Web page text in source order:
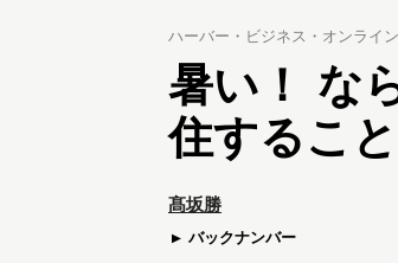
ハーバー・ビジネス・オンライン
暑い！ な
住するこ
髙坂勝
バックナンバー